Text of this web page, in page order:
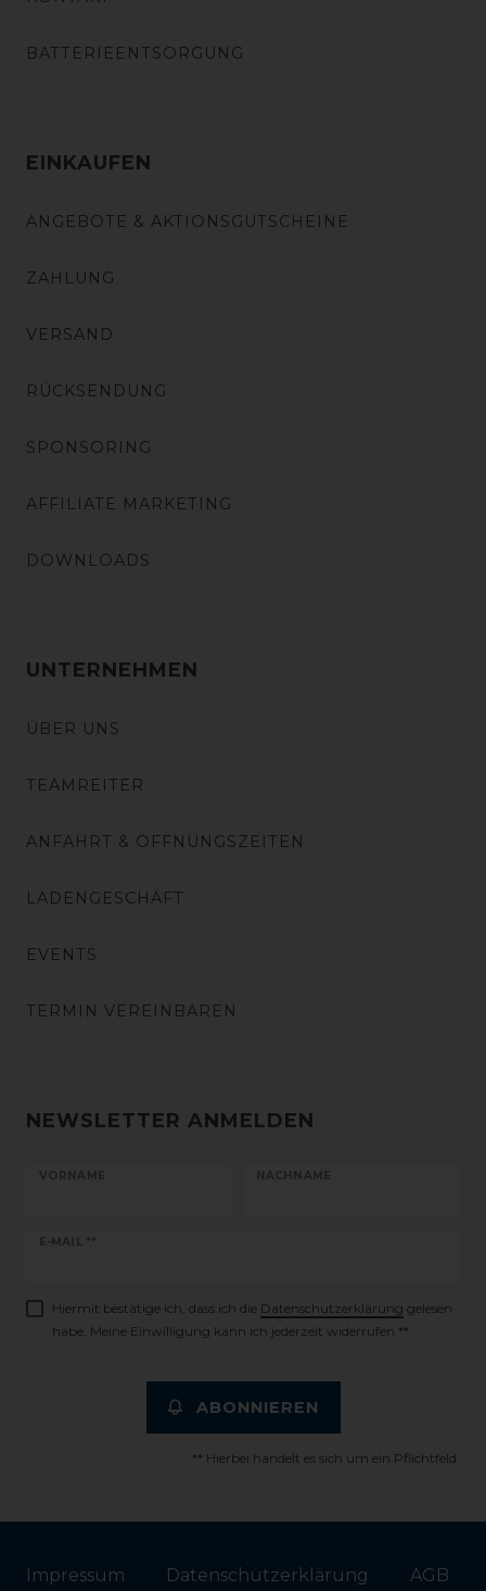
BATTERIEENTSORGUNG
EINKAUFEN
ANGEBOTE & AKTIONSGUTSCHEINE
ZAHLUNG
VERSAND
RÜCKSENDUNG
SPONSORING
AFFILIATE MARKETING
DOWNLOADS
UNTERNEHMEN
ÜBER UNS
TEAMREITER
ANFAHRT & ÖFFNUNGSZEITEN
LADENGESCHÄFT
EVENTS
TERMIN VEREINBAREN
NEWSLETTER ANMELDEN
VORNAME NACHNAME
E-MAIL **
Newsletter
Hiermit bestätige ich, dass ich die Daten­schutz­erklärung gelesen
habe. Meine Einwilligung kann ich jederzeit widerrufen.**
ABONNIEREN
** Hierbei handelt es sich um ein Pflichtfeld.
Impressum Daten­schutz­erklärung AGB